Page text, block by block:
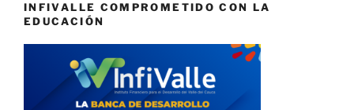
INFIVALLE COMPROMETIDO CON LA
EDUCACIÓN